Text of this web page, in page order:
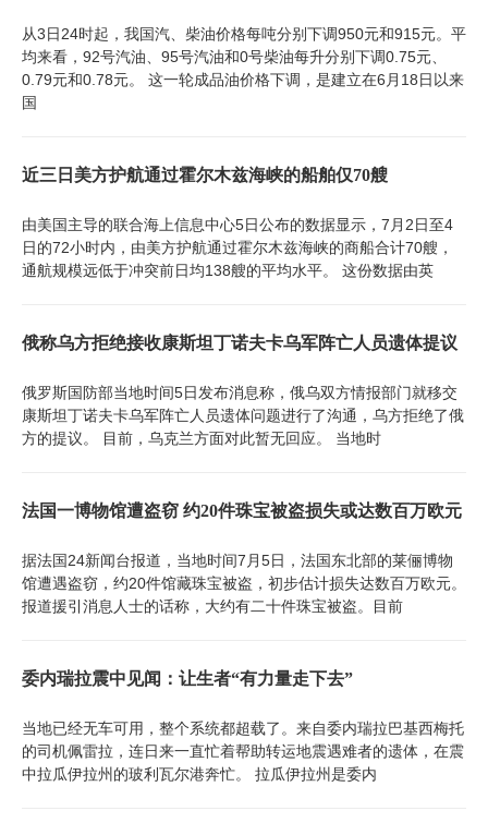
从3日24时起，我国汽、柴油价格每吨分别下调950元和915元。平
均来看，92号汽油、95号汽油和0号柴油每升分别下调0.75元、
0.79元和0.78元。 这一轮成品油价格下调，是建立在6月18日以来
国
近三日美方护航通过霍尔木兹海峡的船舶仅70艘
由美国主导的联合海上信息中心5日公布的数据显示，7月2日至4
日的72小时内，由美方护航通过霍尔木兹海峡的商船合计70艘，
通航规模远低于冲突前日均138艘的平均水平。 这份数据由英
俄称乌方拒绝接收康斯坦丁诺夫卡乌军阵亡人员遗体提议
俄罗斯国防部当地时间5日发布消息称，俄乌双方情报部门就移交
康斯坦丁诺夫卡乌军阵亡人员遗体问题进行了沟通，乌方拒绝了俄
方的提议。 目前，乌克兰方面对此暂无回应。 当地时
法国一博物馆遭盗窃 约20件珠宝被盗损失或达数百万欧元
据法国24新闻台报道，当地时间7月5日，法国东北部的莱俪博物
馆遭遇盗窃，约20件馆藏珠宝被盗，初步估计损失达数百万欧元。
报道援引消息人士的话称，大约有二十件珠宝被盗。目前
委内瑞拉震中见闻：让生者“有力量走下去”
当地已经无车可用，整个系统都超载了。来自委内瑞拉巴基西梅托
的司机佩雷拉，连日来一直忙着帮助转运地震遇难者的遗体，在震
中拉瓜伊拉州的玻利瓦尔港奔忙。 拉瓜伊拉州是委内